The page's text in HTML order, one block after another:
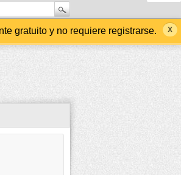
gratuito y no requiere registrarse.